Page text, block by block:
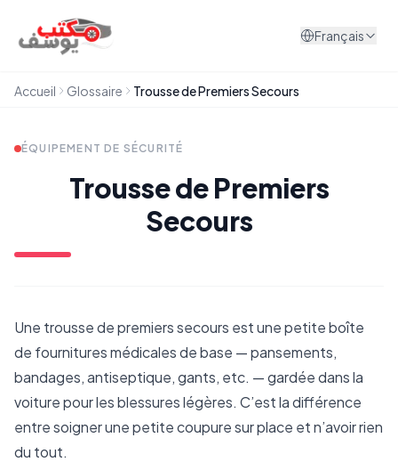
Français
Accueil Glossaire Trousse de Premiers Secours
ÉQUIPEMENT DE SÉCURITÉ
Trousse de Premiers
Secours
Une trousse de premiers secours est une petite boîte
de fournitures médicales de base — pansements,
bandages, antiseptique, gants, etc. — gardée dans la
voiture pour les blessures légères. C’est la différence
entre soigner une petite coupure sur place et n’avoir rien
du tout.